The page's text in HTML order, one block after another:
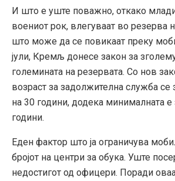
И што е уште поважно, откако
воениот рок, влегуваат во резерва
што може да се повикаат преку
јули, Кремљ донесе закон за
големината на резервата. Со нов
возраст за задолжителна служба се
на 30 години, додека минималната
години.
Еден фактор што ја ограничува
бројот на центри за обука. Уште
недостигот од офицери. Поради